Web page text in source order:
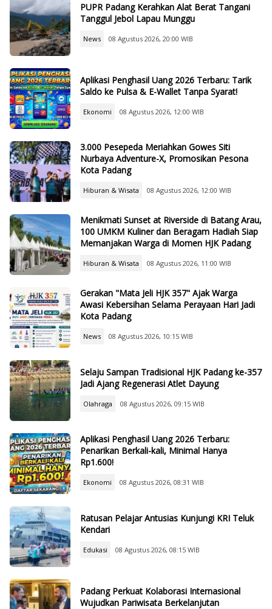
PUPR Padang Kerahkan Alat Berat Tangani
Tanggul Jebol Lapau Munggu
News 08 Agustus 2026, 20:00 WIB
Aplikasi Penghasil Uang 2026 Terbaru: Tarik
Saldo ke Pulsa & E-Wallet Tanpa Syarat!
Ekonomi 08 Agustus 2026, 12:00 WIB
3.000 Pesepeda Meriahkan Gowes Siti
Nurbaya Adventure-X, Promosikan Pesona
Kota Padang
Hiburan & Wisata 08 Agustus 2026, 12:00 WIB
Menikmati Sunset at Riverside di Batang Arau,
100 UMKM Kuliner dan Beragam Hadiah Siap
Memanjakan Warga di Momen HJK Padang
Hiburan & Wisata 08 Agustus 2026, 11:00 WIB
Gerakan "Mata Jeli HJK 357" Ajak Warga
Awasi Kebersihan Selama Perayaan Hari Jadi
Kota Padang
News 08 Agustus 2026, 10:15 WIB
Selaju Sampan Tradisional HJK Padang ke-357
Jadi Ajang Regenerasi Atlet Dayung
Olahraga 08 Agustus 2026, 09:15 WIB
Aplikasi Penghasil Uang 2026 Terbaru:
Penarikan Berkali-kali, Minimal Hanya
Rp1.600!
Ekonomi 08 Agustus 2026, 08:31 WIB
Ratusan Pelajar Antusias Kunjungi KRI Teluk
Kendari
Edukasi 08 Agustus 2026, 08:15 WIB
Padang Perkuat Kolaborasi Internasional
Wujudkan Pariwisata Berkelanjutan